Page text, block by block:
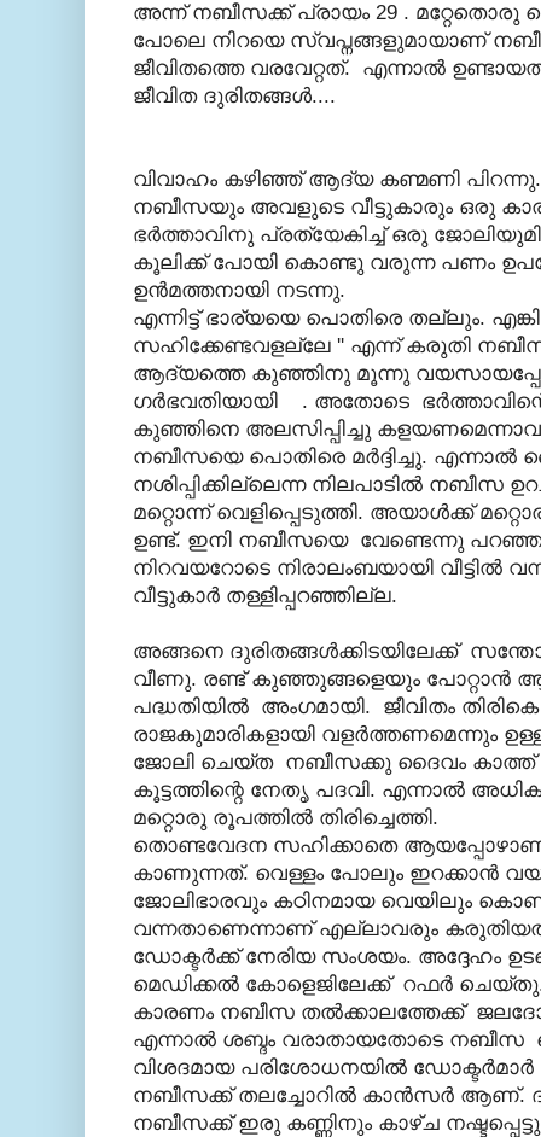
അന്ന് നബീസക്ക് പ്രായം 29 . മറ്റേതൊരു
പോലെ നിറയെ സ്വപ്നങ്ങളുമായാണ്
ജീവിതത്തെ വരവേറ്റത്. എന്നാല്‍
ജീവിത ദുരിതങ്ങള്‍....
വിവാഹം കഴിഞ്ഞ്‌ ആദ്യ കണ്മണി
നബീസയും അവളുടെ വീട്ടുകാരും ഒരു
ഭര്‍ത്താവിനു പ്രത്യേകിച്ച് ഒരു
കൂലിക്ക് പോയി കൊണ്ടു വരുന്ന പണം
ഉന്‍മത്തനായി നടന്നു.
എന്നിട്ട് ഭാര്യയെ പൊതിരെ തല്ലും.
സഹിക്കേണ്ടവളല്ലേ '' എന്ന്‌ കരുതി
ആദ്യത്തെ കുഞ്ഞിനു മൂന്നു
ഗര്‍ഭവതിയായി . അതോടെ
കുഞ്ഞിനെ അലസിപ്പിച്ചു
നബീസയെ പൊതിരെ മര്‍ദ്ദിച്ചു. എന്നാല്‍
നശിപ്പിക്കില്ലെന്ന നിലപാടില്‍ നബീസ
മറ്റൊന്ന് വെളിപ്പെടുത്തി. അയാള്‍ക്ക്‌
ഉണ്ട്. ഇനി നബീസയെ വേണ്ടെന്നു പറഞ്ഞ
നിറവയറോടെ നിരാലംബയായി വീട്ടില്‍
വീട്ടുകാര്‍ തള്ളിപ്പറഞ്ഞില്ല.
അങ്ങനെ ദുരിതങ്ങള്‍ക്കിടയിലേക്ക്
വീണു. രണ്ട് കുഞ്ഞുങ്ങളെയും പോറ്റാന്‍
പദ്ധതിയില്‍ അംഗമായി. ജീവിതം തിരികെ
രാജകുമാരികളായി വളര്‍ത്തണമെന്നും
ജോലി ചെയ്ത നബീസക്കു ദൈവം കാത്ത്
കൂട്ടത്തിന്റെ നേതൃ പദവി. എന്നാല്‍
മറ്റൊരു രൂപത്തില്‍ തിരിച്ചെത്തി.
തൊണ്ടവേദന സഹിക്കാതെ
കാണുന്നത്. വെള്ളം പോലും ഇറക്കാന്‍
ജോലിഭാരവും കഠിനമായ വെയിലും കൊണ്ട്
വന്നതാണെന്നാണ് എല്ലാവരും
ഡോക്ടര്‍ക്ക് നേരിയ സംശയം. അദ്ദേഹം
മെഡിക്കല്‍ കോളെജിലേക്ക് റഫര്‍
കാരണം നബീസ തല്‍ക്കാലത്തേക്ക്
എന്നാല്‍ ശബ്ദം വരാതായതോടെ നബീസ
വിശദമായ പരിശോധനയില്‍ ഡോക്ടര്‍മാര്‍
നബീസക്ക് തലച്ചോറില്‍ കാന്‍സര്‍ ആണ്‌.
നബീസക്ക് ഇരു കണ്ണിനും കാഴ്ച